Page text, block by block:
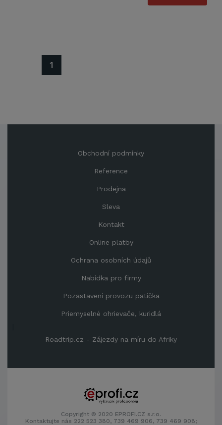
1
Obchodní podmínky
Reference
Prodejna
Sleva
Kontakt
Online platby
Ochrana osobních údajů
Nabídka pro firmy
Pozastavení provozu patička
Priemyselné ohrievače, kuridlá
Roadtrip.cz - Zájezdy na míru do Afriky
Copyright © 2020 EPROFI.CZ s.r.o.
Kontaktujte nás 222 523 380, 739 469 906, 739 469 908;